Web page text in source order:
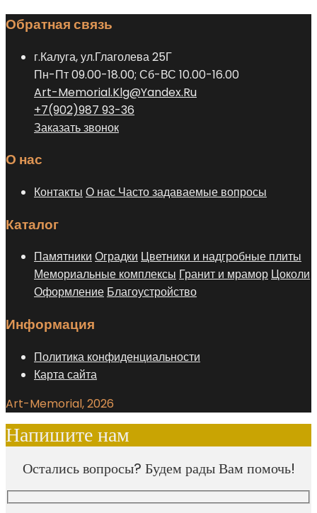
товара.
на
странице
товара.
Обратная связь
г.Калуга, ул.Глаголева 25Г
Пн-Пт 09.00-18.00; Сб-ВС 10.00-16.00
Art-Memorial.Klg@Yandex.Ru
+7(902)987 93-36
Заказать звонок
О нас
Контакты О нас Часто задаваемые вопросы
Каталог
Памятники Оградки Цветники и надгробные плиты
Мемориальные комплексы Гранит и мрамор Цоколи
Оформление Благоустройство
Информация
Политика конфиденциальности
Карта сайта
Art-Memorial, 2026
Напишите нам
Остались вопросы? Будем рады Вам помочь!